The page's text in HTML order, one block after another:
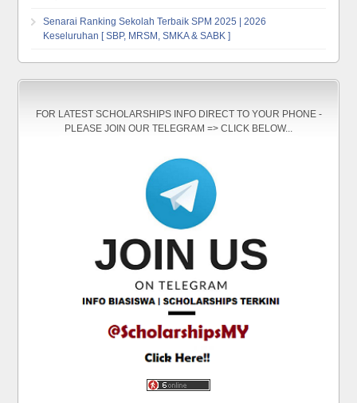
Senarai Ranking Sekolah Terbaik SPM 2025 | 2026
Keseluruhan [ SBP, MRSM, SMKA & SABK ]
FOR LATEST SCHOLARSHIPS INFO DIRECT TO YOUR PHONE -
PLEASE JOIN OUR TELEGRAM => CLICK BELOW...